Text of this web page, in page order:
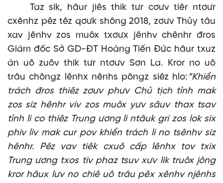
Taz sik, hâur jiês thik tưr cơưv tiêr ntơưr
cxênhz pêz têz qơưk shông 2018, zơưv Thủy tâu
xav jênhv zos muôx txơưx jênhv chênhr đros
Giám đốc Sở GD-ĐT Hoàng Tiến Đức hâur txuz
án uô zuôv thik tưr ntơưv Sơn La. Kror no uô
trâu chôngz lênhx nênhs pôngz siêz hlo: “Khiển
trách đros thiêz zơưv phưv Chủ tịch tỉnh mak
zos siz hênhr viv zos muôx yưv sâuv thax tsav
tỉnh li co thiêz Trung ương li ntâuk gri zos lok six
phiv liv mak cur pov khiển trách li no tsênhv siz
hênhr. Pêz vav tiêk cxuô cấp lênhx tov txix
Trung ương txos tiv phaz tsuv xưv lik truôx jông
kror hâux lưv no chiê uô trâu pêx xênhv njênhs